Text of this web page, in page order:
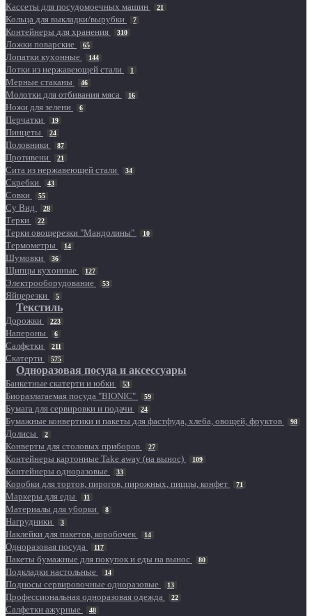
Кассеты для посудомоечных машин 21
Кольца для выкладки/вырубки 7
Контейнеры для хранения 310
Ложки поварские 65
Лопатки кухонные 144
Лотки из нержавеющей стали 1
Мерные стаканы 46
Молотки для отбивания мяса 16
Ножи для зелени 6
Перчатки 19
Пинцеты 24
Половники 87
Противени 21
Сита из нержавеющей стали 34
Скребки 43
Совки 55
Су Вид 28
Терки 22
Терки овощерезки "Мандолины" 10
Термометры 14
Шумовки 36
Щипцы кухонные 127
Электрооборудование 53
Яйцерезки 5
Текстиль
Дорожки 223
Напероны 6
Салфетки 211
Скатерти 575
Одноразовая посуда и аксессуары
Банкетные скатерти и юбки 53
Биоразлагаемая посуда "BIONIC" 59
Бумага для сервировки и подачи 24
Бумажные конвертики и пакеты для фастфуда, хлеба, овощей, фруктов 98
Долисы 2
Конверты для столовых приборов 27
Контейнеры картонные Take away (на вынос) 109
Контейнеры одноразовые 33
Коробки для тортов, пирогов, пирожных, пиццы, конфет 71
Маркеры для еды 11
Материалы для уборки 8
Нагрудники 3
Наклейки для пакетов, коробочек 14
Одноразовая посуда 117
Пакеты бумажные для покупок и еды на вынос 80
Подкладки настольные 14
Подносы сервировочные одноразовые 13
Профессиональная одноразовая одежда 22
Салфетки ажурные 48